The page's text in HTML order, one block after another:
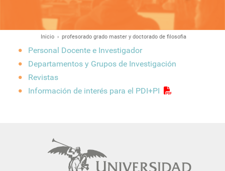
navegación
Inicio profesorado grado master y doctorado de filosofia
Personal Docente e Investigador
Departamentos y Grupos de Investigación
Revistas
Información de interés para el PDI+PI